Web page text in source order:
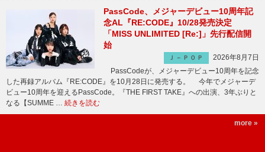
PassCode、メジャーデビュー10周年記
念AL『RE:CODE』10/28発売決定
「MISS UNLIMITED [Re:]」先行配信開
始
Ｊ－ＰＯＰ
2026年8月7日
PassCodeが、メジャーデビュー10周年を記念
した再録アルバム『RE:CODE』を10月28日に発売する。 今年でメジャーデ
ビュー10周年を迎えるPassCode。『THE FIRST TAKE』への出演、3年ぶりと
なる【SUMME … 続きを読む
more »